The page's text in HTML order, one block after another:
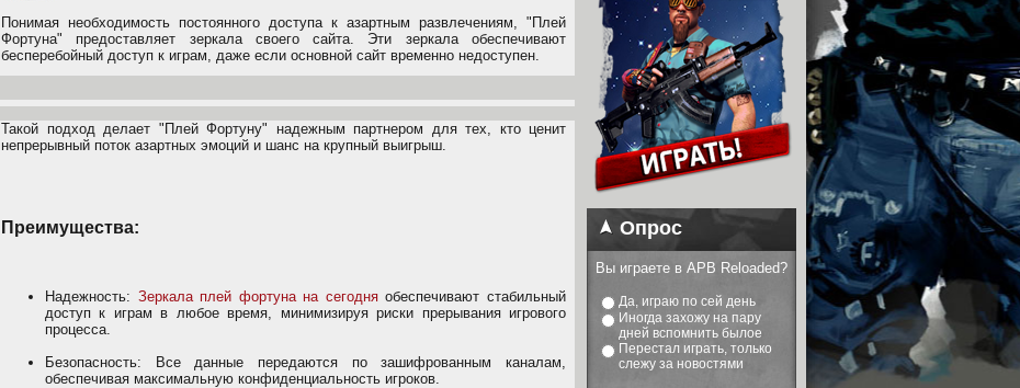
Понимая необходимость постоянного доступа к азартным развлечениям, "Плей
Фортуна" предоставляет зеркала своего сайта. Эти зеркала обеспечивают
бесперебойный доступ к играм, даже если основной сайт временно недоступен.
Такой подход делает "Плей Фортуну" надежным партнером для тех, кто ценит
непрерывный поток азартных эмоций и шанс на крупный выигрыш.
Преимущества:
Надежность: Зеркала плей фортуна на сегодняобеспечивают стабильный
доступ к играм в любое время, минимизируя риски прерывания игрового
процесса.
Безопасность: Все данные передаются по зашифрованным каналам,
обеспечивая максимальную конфиденциальность игроков.
Опрос
Вы играете в APB Reloaded?
Да, играю по сей день
Иногда захожу на пару
дней вспомнить былое
Перестал играть, только
слежу за новостями